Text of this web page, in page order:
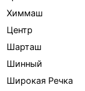
Химмаш
Центр
Шарташ
Шинный
Широкая Речка